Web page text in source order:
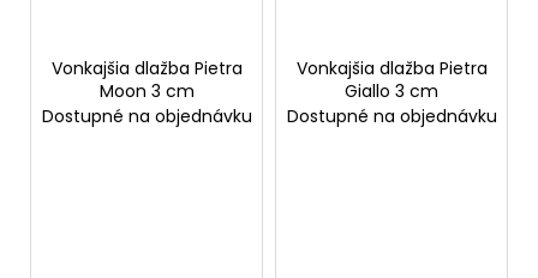
Vonkajšia dlažba Pietra
Moon 3 cm
Dostupné na objednávku
Vonkajšia dlažba Pietra
Giallo 3 cm
Dostupné na objednávku